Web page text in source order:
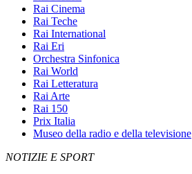
Rai Cinema
Rai Teche
Rai International
Rai Eri
Orchestra Sinfonica
Rai World
Rai Letteratura
Rai Arte
Rai 150
Prix Italia
Museo della radio e della televisione
NOTIZIE E SPORT